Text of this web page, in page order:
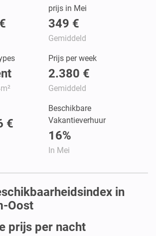
prijs in Mei
349 €
Gemiddeld
Prijs per week
2.380 €
Gemiddeld
€
Beschikbare
Vakantieverhuur
16%
In Mei
in
Oost
prijs per nacht